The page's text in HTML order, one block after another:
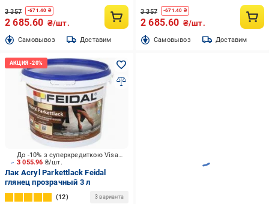
3 357 -671.40 ₴
2 685.60 ₴/шт.
Cамовывоз Доставим
3 357 -671.40 ₴
2 685.60 ₴/шт.
Cамовывоз Доставим
3 055.96 ₴/шт.
До -10% з суперкредиткою Visa Вигода
Лак Acryl Parkettlack Feidal
глянец прозрачный 3 л
12 3 варианта